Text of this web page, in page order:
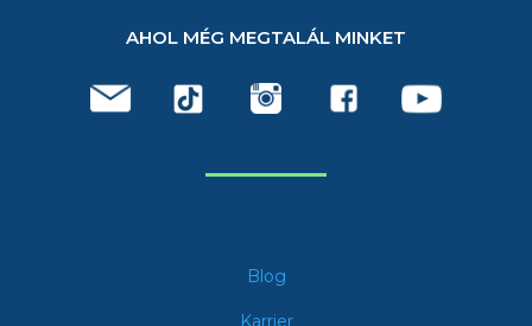
AHOL MÉG MEGTALÁL MINKET
Blog
Karrier